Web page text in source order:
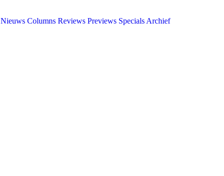
Nieuws Columns Reviews Previews Specials Archief